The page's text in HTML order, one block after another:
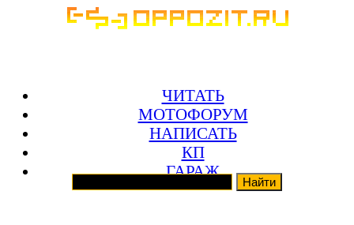
ЧИТАТЬ
МОТОФОРУМ
НАПИСАТЬ
КП
ГАРАЖ